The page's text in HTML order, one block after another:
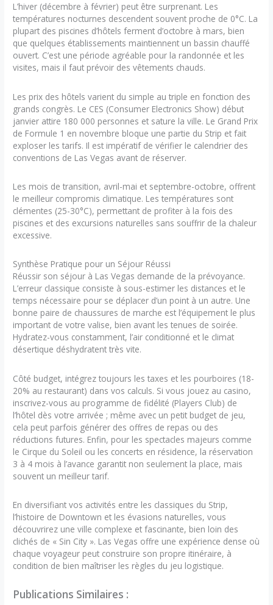
L’hiver (décembre à février) peut être surprenant. Les
températures nocturnes descendent souvent proche de 0°C. La
plupart des piscines d’hôtels ferment d’octobre à mars, bien
que quelques établissements maintiennent un bassin chauffé
ouvert. C’est une période agréable pour la randonnée et les
visites, mais il faut prévoir des vêtements chauds.
Les prix des hôtels varient du simple au triple en fonction des
grands congrès. Le CES (Consumer Electronics Show) début
janvier attire 180 000 personnes et sature la ville. Le Grand Prix
de Formule 1 en novembre bloque une partie du Strip et fait
exploser les tarifs. Il est impératif de vérifier le calendrier des
conventions de Las Vegas avant de réserver.
Les mois de transition, avril-mai et septembre-octobre, offrent
le meilleur compromis climatique. Les températures sont
clémentes (25-30°C), permettant de profiter à la fois des
piscines et des excursions naturelles sans souffrir de la chaleur
excessive.
Synthèse Pratique pour un Séjour Réussi
Réussir son séjour à Las Vegas demande de la prévoyance.
L’erreur classique consiste à sous-estimer les distances et le
temps nécessaire pour se déplacer d’un point à un autre. Une
bonne paire de chaussures de marche est l’équipement le plus
important de votre valise, bien avant les tenues de soirée.
Hydratez-vous constamment, l’air conditionné et le climat
désertique déshydratent très vite.
Côté budget, intégrez toujours les taxes et les pourboires (18-
20% au restaurant) dans vos calculs. Si vous jouez au casino,
inscrivez-vous au programme de fidélité (Players Club) de
l’hôtel dès votre arrivée ; même avec un petit budget de jeu,
cela peut parfois générer des offres de repas ou des
réductions futures. Enfin, pour les spectacles majeurs comme
le Cirque du Soleil ou les concerts en résidence, la réservation
3 à 4 mois à l’avance garantit non seulement la place, mais
souvent un meilleur tarif.
En diversifiant vos activités entre les classiques du Strip,
l’histoire de Downtown et les évasions naturelles, vous
découvrirez une ville complexe et fascinante, bien loin des
clichés de « Sin City ». Las Vegas offre une expérience dense où
chaque voyageur peut construire son propre itinéraire, à
condition de bien maîtriser les règles du jeu logistique.
Publications Similaires :